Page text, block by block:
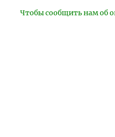
Чтобы сообщить нам об